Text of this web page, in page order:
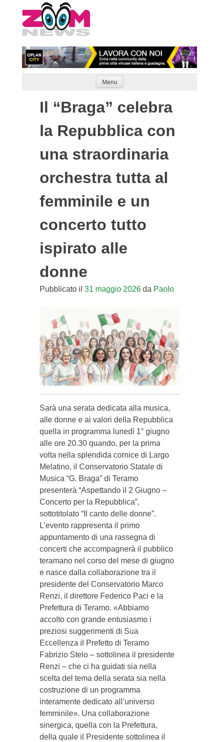
to
content
Menu
Il “Braga” celebra
la Repubblica con
una straordinaria
orchestra tutta al
femminile e un
concerto tutto
ispirato alle
donne
Pubblicato il 31 maggio 2026da Paolo
Sarà una serata dedicata alla musica,
alle donne e ai valori della Repubblica
quella in programma lunedì 1° giugno
alle ore 20.30 quando, per la prima
volta nella splendida cornice di Largo
Melatino, il Conservatorio Statale di
Musica “G. Braga” di Teramo
presenterà “Aspettando il 2 Giugno –
Concerto per la Repubblica”,
sottotitolato “Il canto delle donne”.
L’evento rappresenta il primo
appuntamento di una rassegna di
concerti che accompagnerà il pubblico
teramano nel corso del mese di giugno
e nasce dalla collaborazione tra il
presidente del Conservatorio Marco
Renzi, il direttore Federico Paci e la
Prefettura di Teramo. «Abbiamo
accolto con grande entusiasmo i
preziosi suggerimenti di Sua
Eccellenza il Prefetto di Teramo
Fabrizio Stelo – sottolinea il presidente
Renzi – che ci ha guidati sia nella
scelta del tema della serata sia nella
costruzione di un programma
interamente dedicato all’universo
femminile». Una collaborazione
sinergica, quella con la Prefettura,
della quale il Presidente sottolinea il